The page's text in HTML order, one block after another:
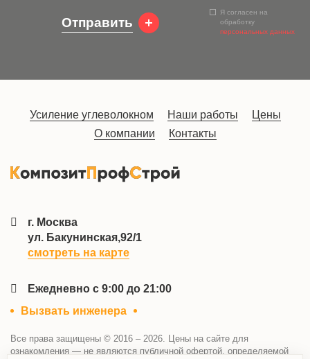
Отправить
Я согласен на
обработку
персональных данных
Усиление углеволокном Наши работы
Цены
О компании
Контакты
г. Москва
ул. Бакунинская,92/1
смотреть на карте
Ежедневно с 9:00 до 21:00
Вызвать инженера
Все права защищены © 2016 – 2026. Цены на сайте для
ознакомления — не являются публичной офертой, определяемой